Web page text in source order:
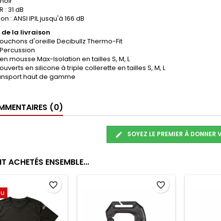
: 31 dB
: ANSI IPIL jusqu'à 166 dB
la livraison
d'oreille Decibullz Thermo-Fit
mousse Max-Isolation en tailles S, M, L
en silicone à triple collerette en tailles S, M, L
haut de gamme
(0)
SOYEZ LE PREMIER À DONNER
ACHETÉS ENSEMBLE...
favorite_border favorite_border